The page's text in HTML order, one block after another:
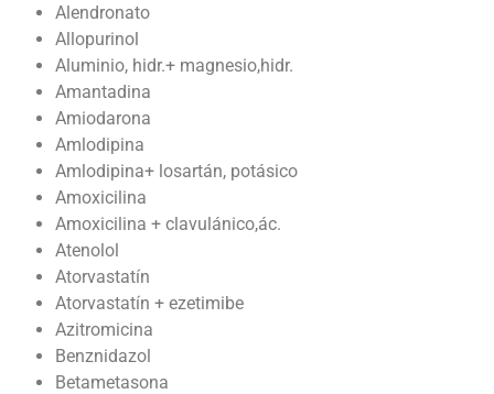
Alendronato
Allopurinol
Aluminio, hidr.+ magnesio,hidr.
Amantadina
Amiodarona
Amlodipina
Amlodipina+ losartán, potásico
Amoxicilina
Amoxicilina + clavulánico,ác.
Atenolol
Atorvastatín
Atorvastatín + ezetimibe
Azitromicina
Benznidazol
Betametasona